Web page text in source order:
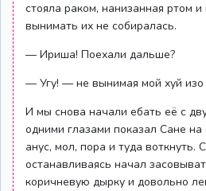
стояла раком, нанизанная ртом и
вынимать их не собиралась.
— Ириша! Поехали дальше?
— Угу! — не вынимая мой хуй
И мы снова начали ебать её с
одними глазами показал Сане
анус, мол, пора и туда воткнуть.
останавливаясь начал
коричневую дырку и довольно